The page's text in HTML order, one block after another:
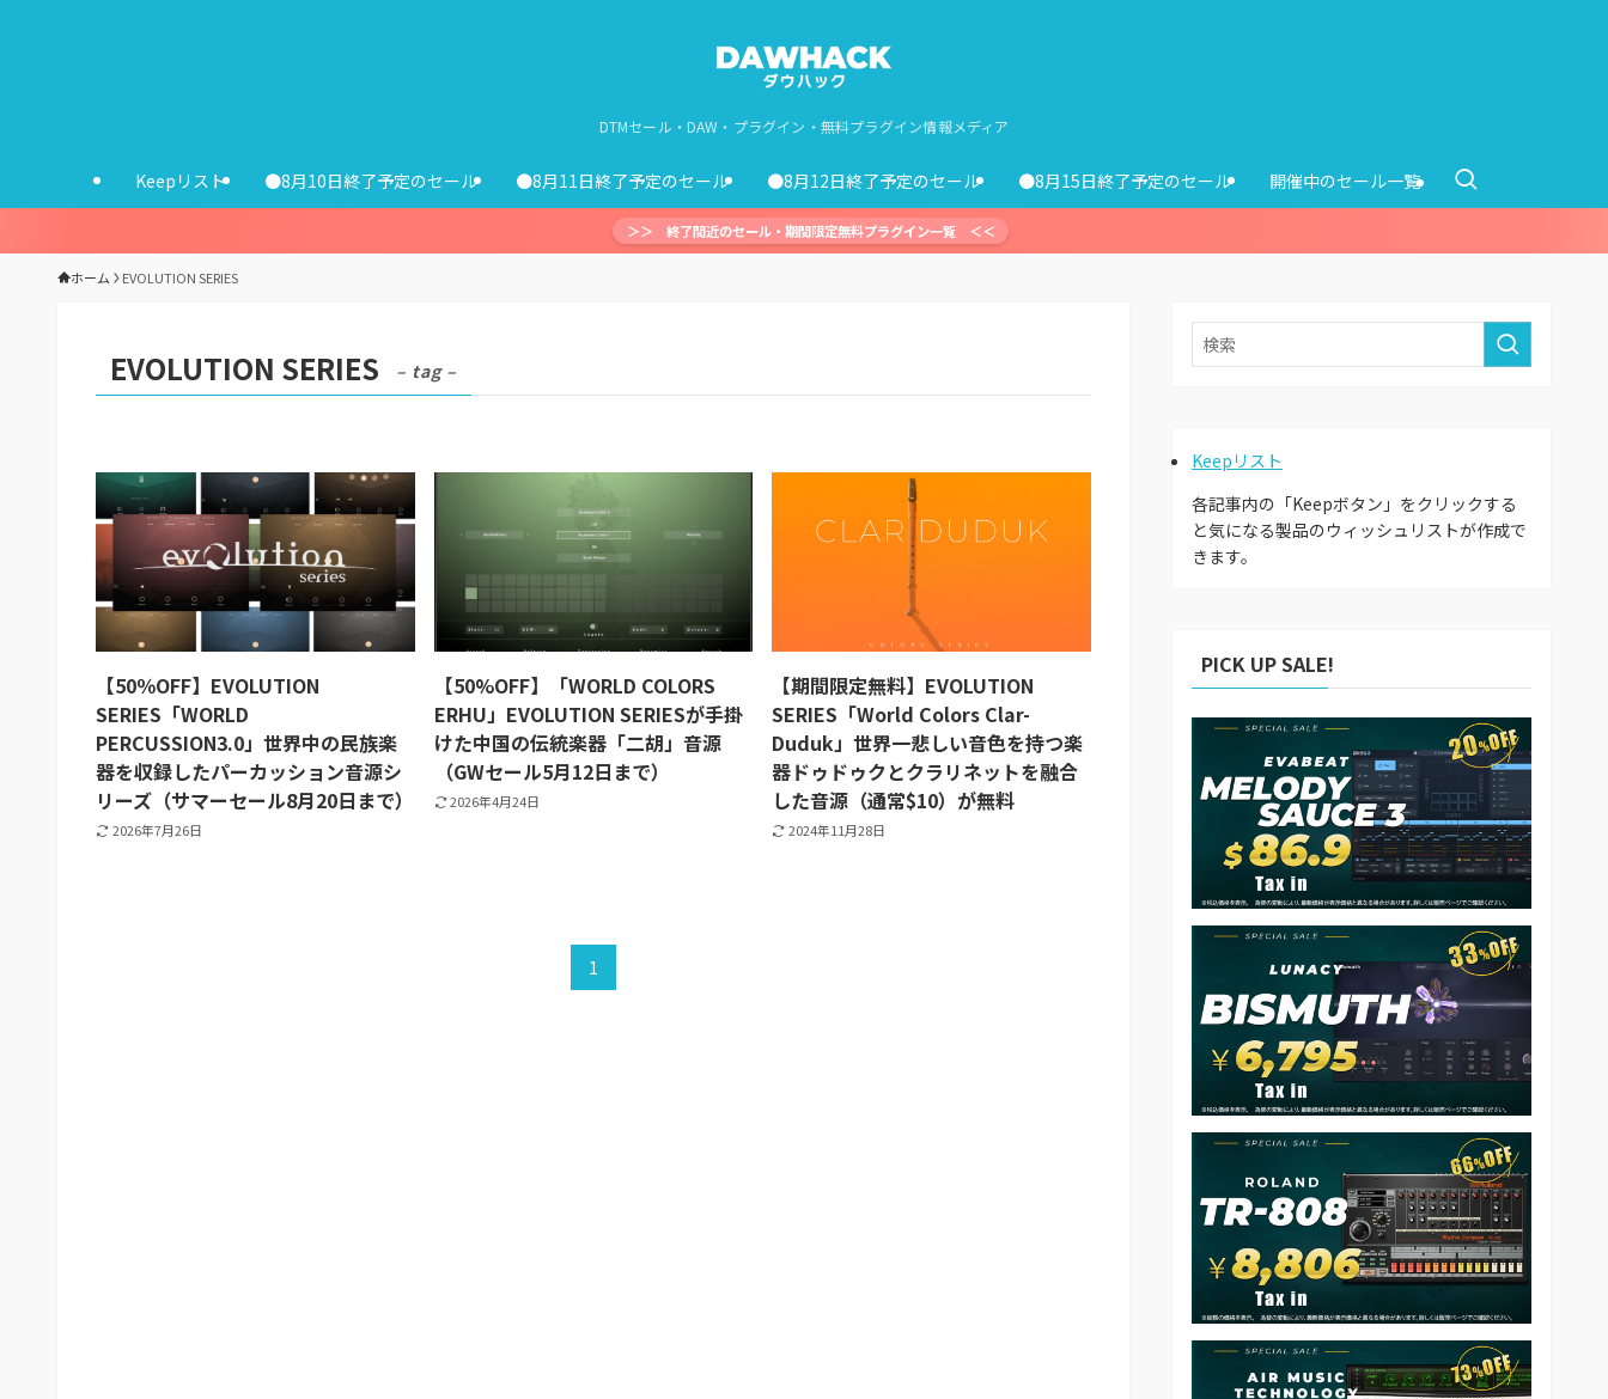
DTMセール・DAW・プラグイン・無料プラグイン情報メディア
Keepリスト ●8月10日終了予定のセール ●8月11日終了予定のセール ●8月12日終了予定のセール ●8月15日終了予定のセール 開催中のセール一覧
＞＞ 終了間近のセール・期間限定無料プラグイン一覧 ＜＜
ホーム EVOLUTION SERIES
EVOLUTION SERIES – tag –
【50％OFF】EVOLUTION
SERIES「WORLD
PERCUSSION3.0」世界中の民族楽
器を収録したパーカッション音源シ
リーズ（サマーセール8月20日まで）
2026年7月26日
【50%OFF】「WORLD COLORS
ERHU」EVOLUTION SERIESが手掛
けた中国の伝統楽器「二胡」音源
（GWセール5月12日まで）
2026年4月24日
【期間限定無料】EVOLUTION
SERIES「World Colors Clar-
Duduk」世界一悲しい音色を持つ楽
器ドゥドゥクとクラリネットを融合
した音源（通常$10）が無料
2024年11月28日
1
Keepリスト
各記事内の「Keepボタン」をクリックする
と気になる製品のウィッシュリストが作成で
きます。
PICK UP SALE!